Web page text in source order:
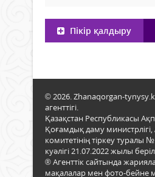
Пікір қалдыру
© 2026. Zhanaqorgan-
агенттігі.
Қазақстан Республикасы
Қоғамдық даму
комитетінің тіркеу туралы
куәлігі 21.07.2022 жылы
® Агенттік сайтында
мақалалар мен фото-бейне